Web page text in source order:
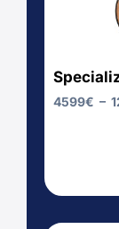
4599€ –